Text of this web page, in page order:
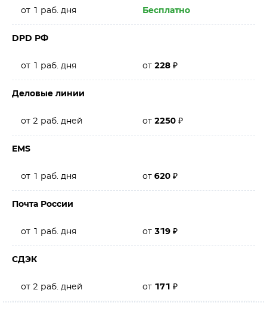
от 1 раб. дня Бесплатно
DPD РФ
от 1 раб. дня от 228 ₽
Деловые линии
от 2 раб. дней от 2250 ₽
EMS
от 1 раб. дня от 620 ₽
Почта России
от 1 раб. дня от 319 ₽
СДЭК
от 2 раб. дней от 171 ₽